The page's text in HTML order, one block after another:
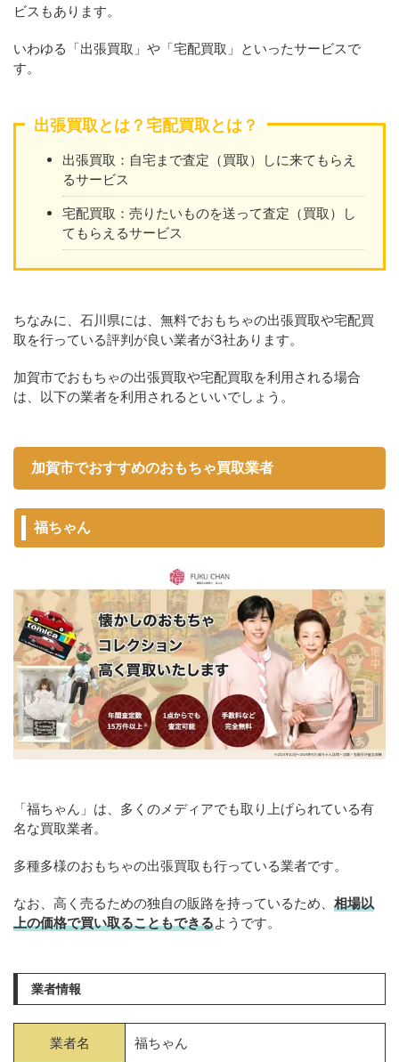
ビスもあります。
いわゆる「出張買取」や「宅配買取」といったサービスで
す。
出張買取とは？宅配買取とは？
出張買取：自宅まで査定（買取）しに来てもらえ
るサービス
宅配買取：売りたいものを送って査定（買取）し
てもらえるサービス
ちなみに、石川県には、無料でおもちゃの出張買取や宅配買
取を行っている評判が良い業者が3社あります。
加賀市でおもちゃの出張買取や宅配買取を利用される場合
は、以下の業者を利用されるといいでしょう。
加賀市でおすすめのおもちゃ買取業者
福ちゃん
「福ちゃん」は、多くのメディアでも取り上げられている有
名な買取業者。
多種多様のおもちゃの出張買取も行っている業者です。
なお、高く売るための独自の販路を持っているため、 相場以
上の価格で買い取ることもできるようです。
業者情報
業者名 福ちゃん